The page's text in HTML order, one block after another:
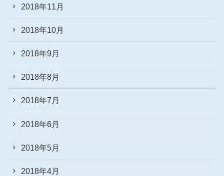
2018年11月
2018年10月
2018年9月
2018年8月
2018年7月
2018年6月
2018年5月
2018年4月